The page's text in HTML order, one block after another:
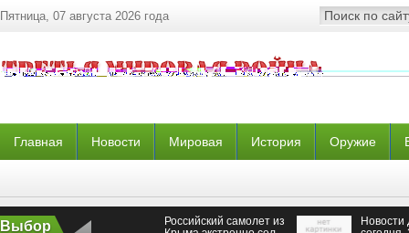
Пятница, 07 августа 2026 года
Главная Новости Мировая История Оружие
Выбор
Российский самолет из
Новости